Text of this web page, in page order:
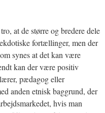
at de større og bredere dele
fortællinger, men der
synes at det kan være
kan der være positiv
pædagog eller
anden etnisk baggrund, der
hvis man